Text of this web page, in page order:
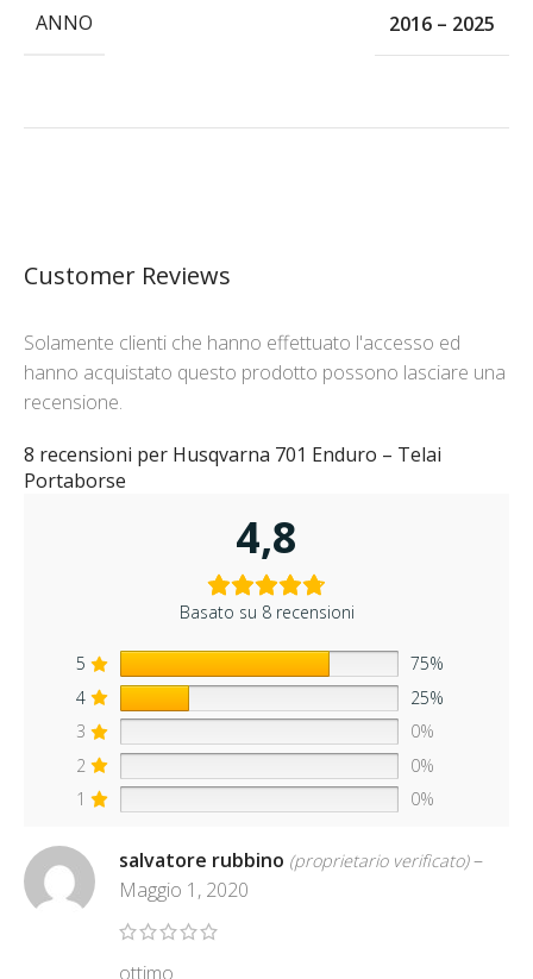
ANNO 2016 – 2025
Customer Reviews
8 recensioni per Husqvarna 701 Enduro – Telai
Portaborse
4,8
Basato su 8 recensioni
5
75%
4
25%
3
0%
2
0%
1
0%
salvatore rubbino (proprietario verificato) –
Maggio 1, 2020
ottimo
Solamente clienti che hanno effettuato l'accesso ed
hanno acquistato questo prodotto possono lasciare una
recensione.